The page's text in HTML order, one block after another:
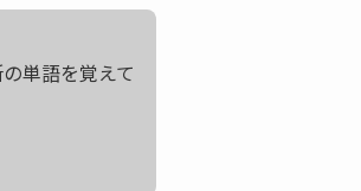
単語を覚えて